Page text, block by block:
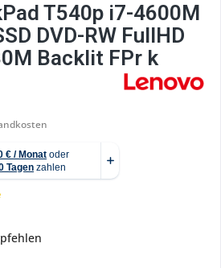
T540p i7-4600M
DVD-RW FullHD
Backlit FPr k